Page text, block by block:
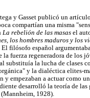
y Gasset publicó un
compartían una misma
La rebelión de las masas el
los hombres maduros y
filósofo español
la fuerza regeneradora de
substituía la lucha de clases
y la dialéctica elites-
y empezaban a actuar como
desarrolló la teoría de
1928).